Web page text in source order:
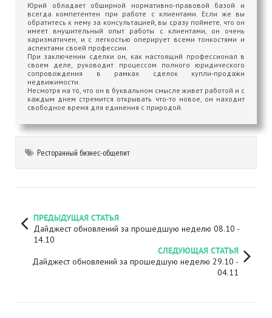
Юрий обладает обширной нормативно-правовой базой и
всегда компетентен при работе с клиентами. Если же вы
обратитесь к нему за консультацией, вы сразу поймете, что он
имеет внушительный опыт работы с клиентами, он очень
харизматичен, и с легкостью оперирует всеми тонкостями и
аспектами своей профессии.
При заключении сделки он, как настоящий профессионал в
своем деле, руководит процессом полного юридического
сопровождения в рамках сделок купли-продажи
недвижимости.
Несмотря на то, что он в буквальном смысле живет работой и с
каждым днем стремится открывать что-то новое, он находит
свободное время для единения с природой.
Ресторанный бизнес-общепит
ПРЕДЫДУЩАЯ СТАТЬЯ
Дайджест обновлений за прошедшую неделю 08.10 -
14.10
СЛЕДУЮЩАЯ СТАТЬЯ
Дайджест обновлений за прошедшую неделю 29.10 -
04.11